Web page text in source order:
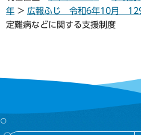
年 > 広報ふじ 令和6年10月
定難病などに関する支援制度